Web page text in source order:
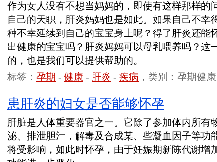
作为女人没有不想当妈妈的，即使有这样那样的
自己的天职，肝炎妈妈也是如此。如果自己不幸
种不幸延续到自己的宝宝身上呢？得了肝炎还能
出健康的宝宝吗？肝炎妈妈可以母乳喂养吗？这
的，也是我们可以提供帮助的。
标签： 孕期 - 健康 - 肝炎 - 疾病 ，类别：孕期健康
患肝炎的妇女是否能够怀孕
肝脏是人体重要器官之一。它除了参加体内所有
泌、排泄胆汁，解毒及合成某、些凝血因子等功
将受影响，如此时怀孕，由于妊娠期新陈代谢增